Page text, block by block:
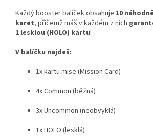
Každý booster balíček obsahuje 10
karet, přičemž máš v každém z nich
1 lesklou (HOLO) kartu!
V balíčku najdeš:
1x kartu mise (Mission Card)
4x Common (běžná)
3x Uncommon (neobvyklá)
1x HOLO (lesklá)